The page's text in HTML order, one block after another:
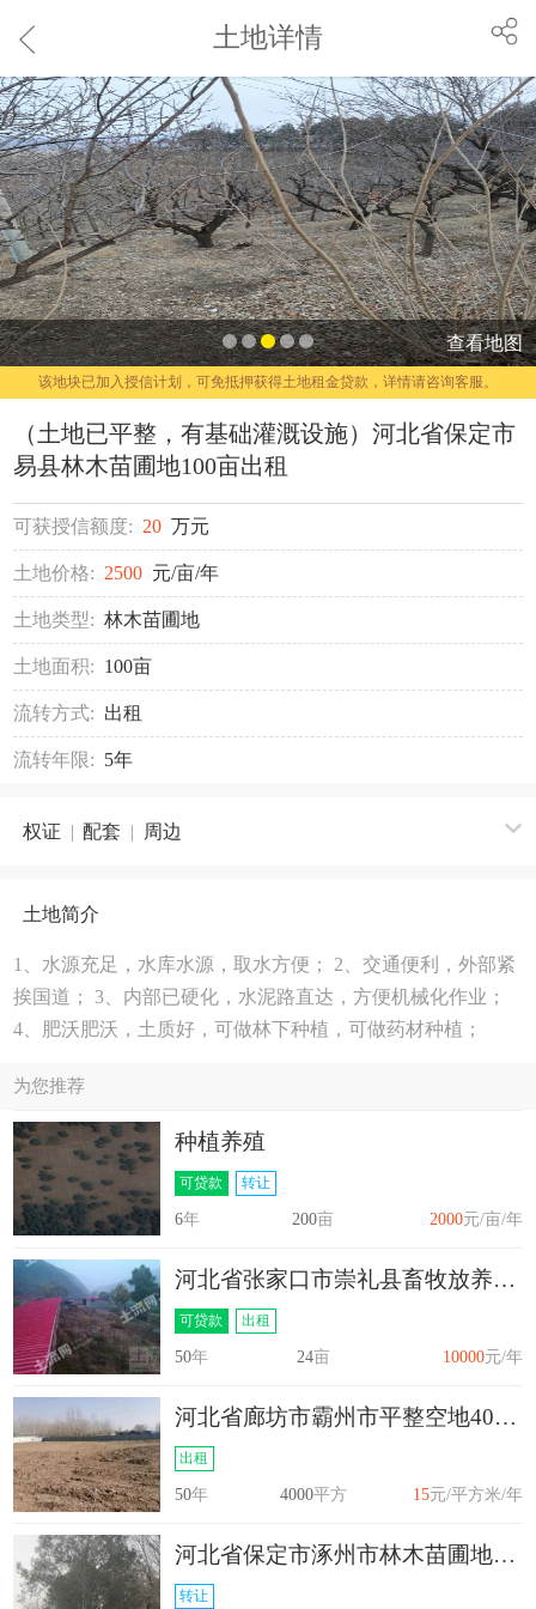
土地详情
查看地图
该地块已加入授信计划，可免抵押获得土地租金贷款，详情请咨询客服。
（土地已平整，有基础灌溉设施）河北省保定市
易县林木苗圃地100亩出租
可获授信额度: 20 万元
土地价格: 2500 元/亩/年
土地类型: 林木苗圃地
土地面积: 100亩
流转方式: 出租
流转年限: 5年
权证 | 配套 | 周边
土地简介
1、水源充足，水库水源，取水方便； 2、交通便利，外部紧
挨国道； 3、内部已硬化，水泥路直达，方便机械化作业；
4、肥沃肥沃，土质好，可做林下种植，可做药材种植；
为您推荐
种植养殖
可贷款 转让
6年 2000元/亩/年
200亩
河北省张家口市崇礼县畜牧放养地24亩出租
可贷款 出租
50年 10000元/年
24亩
河北省廊坊市霸州市平整空地4000平方出租
出租
50年 15元/平方米/年
4000平方
河北省保定市涿州市林木苗圃地260亩转让
转让